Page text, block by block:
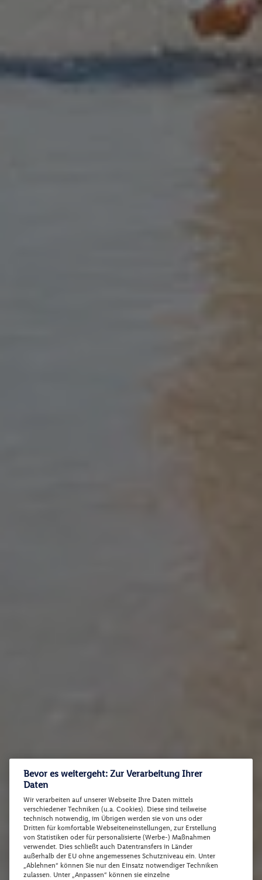
Bevor es weitergeht: Zur Verarbeitung Ihrer
Daten
Wir verarbeiten auf unserer Webseite Ihre Daten mittels
verschiedener Techniken (u.a. Cookies). Diese sind teilweise
technisch notwendig, im Übrigen werden sie von uns oder
Dritten für komfortable Webseiteneinstellungen, zur Erstellung
von Statistiken oder für personalisierte (Werbe-) Maßnahmen
verwendet. Dies schließt auch Datentransfers in Länder
außerhalb der EU ohne angemessenes Schutzniveau ein. Unter
„Ablehnen“ können Sie nur den Einsatz notwendiger Techniken
zulassen. Unter „Anpassen“ können sie einzelne